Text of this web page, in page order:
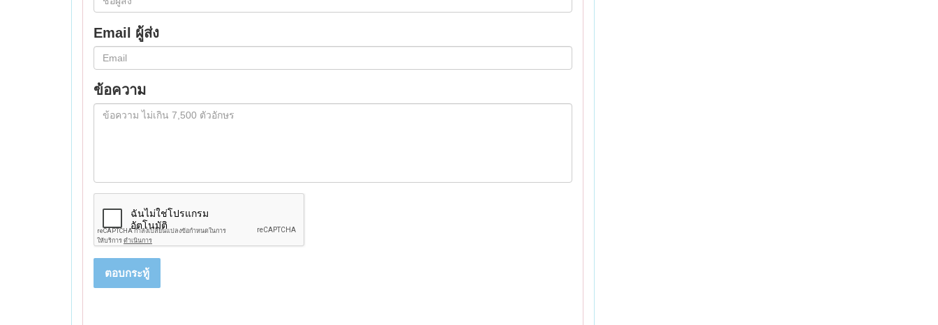
Email ผู้ส่ง
ข้อความ
ตอบกระทู้